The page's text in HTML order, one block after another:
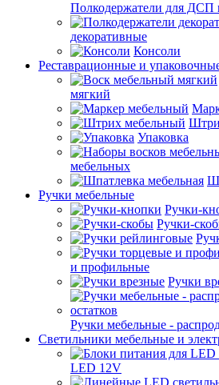
Полкодержатели для ДСП
декоративные
Консоли
Реставрационные и
мягкий
Упаковка
мебельных
Ручки мебельные
Ручки-
Ручки-
и профильные
Ручки
Ручки мебельные -
Светильники мебельные и
LED 12V